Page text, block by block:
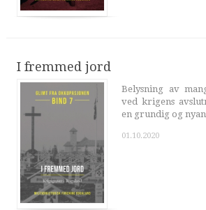
I fremmed jord
Belysning av
ved krigens
en grundig og
01.10.2020